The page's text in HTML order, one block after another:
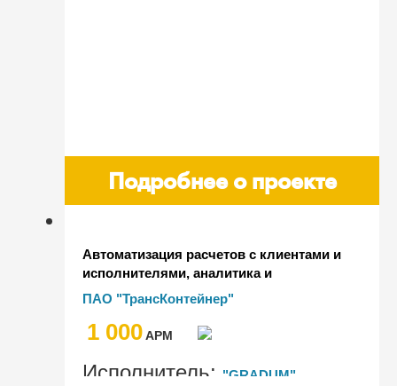
Подробнее о проекте
Автоматизация расчетов с клиентами и
исполнителями, аналитика и
формирование отчетности ПАО
"ТрансКонтейнер" на базе "1С:ERP
Управление предприятием"
ПАО "ТрансКонтейнер"
1 000AРМ
Исполнитель: "GRADUM"